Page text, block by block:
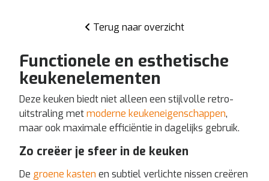
Terug naar overzicht
Functionele en esthetische
keukenelementen
Deze keuken biedt niet alleen een stijlvolle retro-
uitstraling metmoderne keukeneigenschappen,
maar ook maximale efficiëntie in dagelijks gebruik.
Zo creëer je sfeer in de keuken
De groene kasten en subtiel verlichte nissen creëren